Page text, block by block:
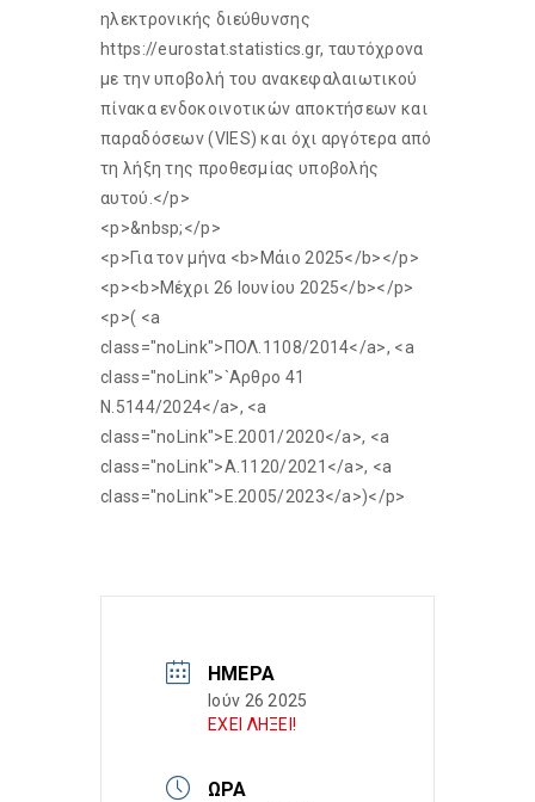
ηλεκτρονικής διεύθυνσης
https://eurostat.statistics.gr, ταυτόχρονα
με την υποβολή του ανακεφαλαιωτικού
πίνακα ενδοκοινοτικών αποκτήσεων και
παραδόσεων (VIES) και όχι αργότερα από
τη λήξη της προθεσμίας υποβολής
αυτού.</p>
<p>&nbsp;</p>
<p>Για τον μήνα <b>Μάιο 2025</b></p>
<p><b>Μέχρι 26 Ιουνίου 2025</b></p>
<p>( <a
class="noLink">ΠΟΛ.1108/2014</a>, <a
class="noLink">`Αρθρο 41
Ν.5144/2024</a>, <a
class="noLink">E.2001/2020</a>, <a
class="noLink">Α.1120/2021</a>, <a
class="noLink">E.2005/2023</a>)</p>
ΗΜΈΡΑ
Ιούν 26 2025
ΕΧΕΙ ΛΗΞΕΙ!
ΏΡΑ